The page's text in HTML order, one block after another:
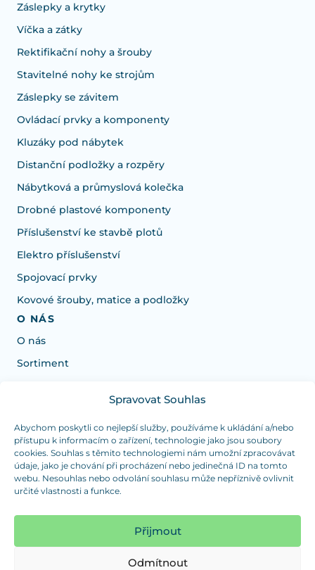
Spravovat Souhlas
Abychom poskytli co nejlepší služby, používáme k ukládání a/nebo
přístupu k informacím o zařízení, technologie jako jsou soubory
cookies. Souhlas s těmito technologiemi nám umožní zpracovávat
údaje, jako je chování při procházení nebo jedinečná ID na tomto
webu. Nesouhlas nebo odvolání souhlasu může nepříznivě ovlivnit
určité vlastnosti a funkce.
Přijmout
Odmítnout
Záslepky a krytky
Víčka a zátky
Rektifikační nohy a šrouby
Stavitelné nohy ke strojům
Záslepky se závitem
Ovládací prvky a komponenty
Kluzáky pod nábytek
Distanční podložky a rozpěry
Nábytková a průmyslová kolečka
Drobné plastové komponenty
Příslušenství ke stavbě plotů
Elektro příslušenství
Spojovací prvky
Kovové šrouby, matice a podložky
O NÁS
O nás
Sortiment
Potřebujete poradit s výběrem?
Jsme tu pro vás Pondělí-Čtvrtek od: 7:30 - 15:30 hodin
a Pátek od 7:30 - 14:30 hodin
info@dualpraha.cz +420 725 802 767
(platba pouze v hotovosti)
Jsme tu pro vás Pondělí-Čtvrtek od: 7:30 - 15:30 hodin
a Pátek od 7:30 - 14:30 hodin